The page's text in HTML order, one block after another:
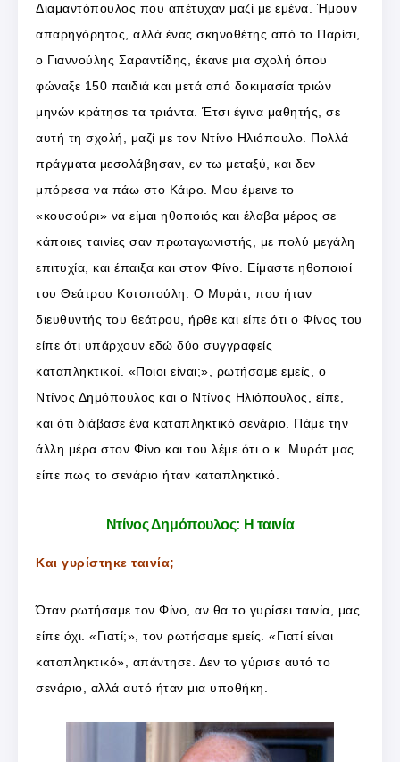
Διαμαντόπουλος που απέτυχαν μαζί με εμένα. Ήμουν
απαρηγόρητος, αλλά ένας σκηνοθέτης από το Παρίσι,
ο Γιαννούλης Σαραντίδης, έκανε μια σχολή όπου
φώναξε 150 παιδιά και μετά από δοκιμασία τριών
μηνών κράτησε τα τριάντα. Έτσι έγινα μαθητής, σε
αυτή τη σχολή, μαζί με τον Ντίνο Ηλιόπουλο. Πολλά
πράγματα μεσολάβησαν, εν τω μεταξύ, και δεν
μπόρεσα να πάω στο Κάιρο. Μου έμεινε το
«κουσούρι» να είμαι ηθοποιός και έλαβα μέρος σε
κάποιες ταινίες σαν πρωταγωνιστής, με πολύ μεγάλη
επιτυχία, και έπαιξα και στον Φίνο. Είμαστε ηθοποιοί
του Θεάτρου Κοτοπούλη. Ο Μυράτ, που ήταν
διευθυντής του θεάτρου, ήρθε και είπε ότι ο Φίνος του
είπε ότι υπάρχουν εδώ δύο συγγραφείς
καταπληκτικοί. «Ποιοι είναι;», ρωτήσαμε εμείς, ο
Ντίνος Δημόπουλος και ο Ντίνος Ηλιόπουλος, είπε,
και ότι διάβασε ένα καταπληκτικό σενάριο. Πάμε την
άλλη μέρα στον Φίνο και του λέμε ότι ο κ. Μυράτ μας
είπε πως το σενάριο ήταν καταπληκτικό.
Ντίνος Δημόπουλος: Η ταινία
Και γυρίστηκε ταινία;
Όταν ρωτήσαμε τον Φίνο, αν θα το γυρίσει ταινία, μας
είπε όχι. «Γιατί;», τον ρωτήσαμε εμείς. «Γιατί είναι
καταπληκτικό», απάντησε. Δεν το γύρισε αυτό το
σενάριο, αλλά αυτό ήταν μια υποθήκη.